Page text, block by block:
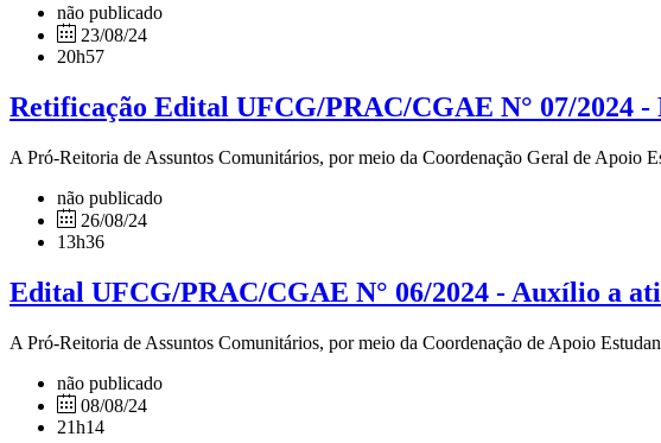
não publicado
23/08/24
20h57
Retificação Edital UFCG/PRAC/CGAE N° 07/2024 -
A Pró-Reitoria de Assuntos Comunitários, por meio da Coordenação Geral de Apoio
não publicado
26/08/24
13h36
Edital UFCG/PRAC/CGAE N° 06/2024 - Auxílio a
A Pró-Reitoria de Assuntos Comunitários, por meio da Coordenação de Apoio
não publicado
08/08/24
21h14